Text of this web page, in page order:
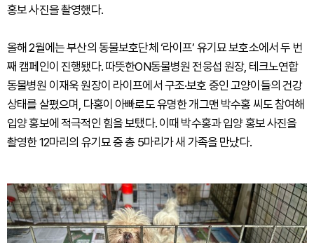
홍보 사진을 촬영했다.
올해 2월에는 부산의 동물보호단체 ‘라이프’ 유기묘 보호소에서 두 번
째 캠페인이 진행됐다. 따뜻한ON동물병원 전웅섭 원장, 테크노연합
동물병원 이재욱 원장이 라이프에서 구조·보호 중인 고양이들의 건강
상태를 살폈으며, 다홍이 아빠로도 유명한 개그맨 박수홍 씨도 참여해
입양 홍보에 적극적인 힘을 보탰다. 이때 박수홍과 입양 홍보 사진을
촬영한 12마리의 유기묘 중 총 5마리가 새 가족을 만났다.